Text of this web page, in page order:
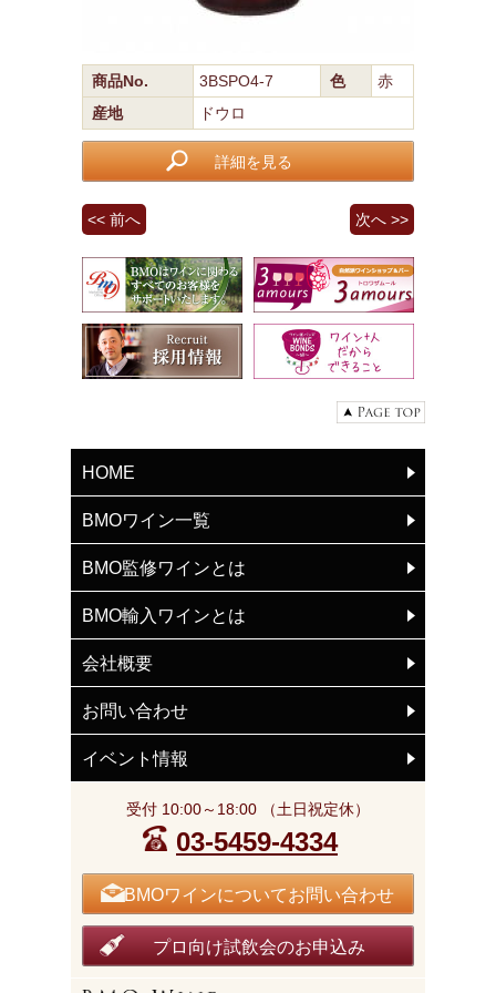
商品No. 3BSPO4-7 色
赤
産地
ドウロ
詳細を見る
<< 前へ 次へ >>
HOME
BMOワイン一覧
BMO監修ワインとは
BMO輸入ワインとは
会社概要
お問い合わせ
イベント情報
受付 10:00～18:00 （土日祝定休）
03-5459-4334
BMOワインについてお問い合わせ
プロ向け試飲会のお申込み